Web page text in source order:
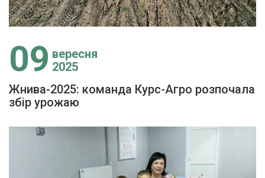
09 вересня
2025
Жнива-2025: команда Курс-Агро розпочала
збір урожаю